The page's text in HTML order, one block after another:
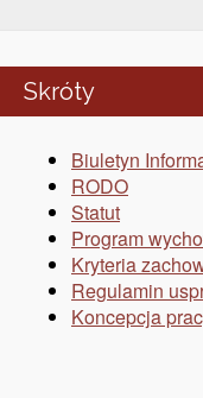
Skróty
Biuletyn
RODO
Statut
Program
Kryteria
Regulamin
Koncepcja